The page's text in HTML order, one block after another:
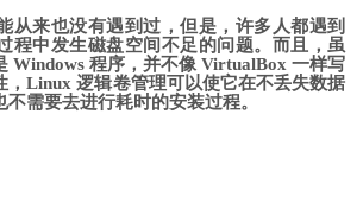
从来也没有遇到过，但是，许多人都遇到
程中发生磁盘空间不足的问题。而且，虽
Windows 程序，并不像 VirtualBox 一样写
，Linux 逻辑卷管理可以使它在不丢失数据
需要去进行耗时的安装过程。